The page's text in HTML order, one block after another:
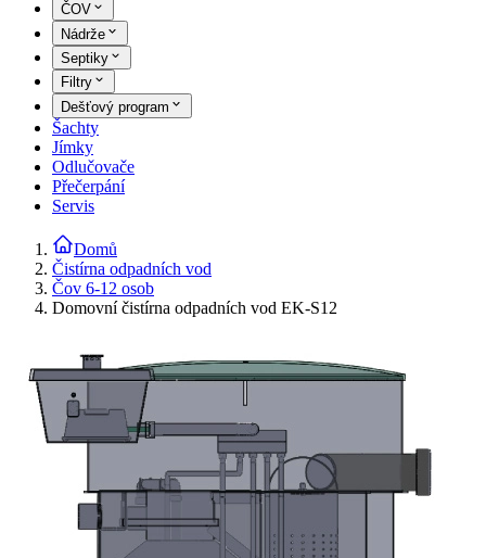
ČOV
Nádrže
Septiky
Filtry
Dešťový program
Šachty
Jímky
Odlučovače
Přečerpání
Servis
Domů
Čistírna odpadních vod
Čov 6-12 osob
Domovní čistírna odpadních vod EK-S12